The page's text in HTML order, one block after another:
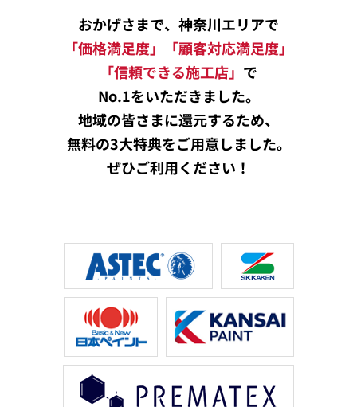
おかげさまで、神奈川エリアで
「価格満足度」「顧客対応満足度」
「信頼できる施工店」 で
No.1をいただきました。
地域の皆さまに還元するため、
無料の3大特典をご用意しました。
ぜひご利用ください！